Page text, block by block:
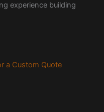
experience building
a Custom Quote